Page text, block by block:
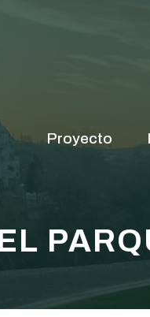
Proyecto